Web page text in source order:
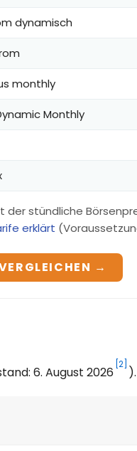
dynamisch
monthly
Monthly
stündliche
erklärt
→
6. August 2026 [2] ).